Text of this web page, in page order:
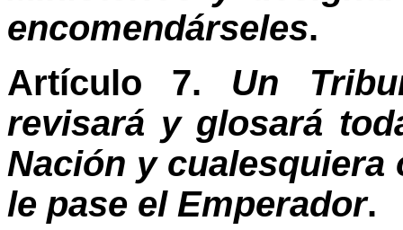
encomendárseles.
Artículo 7. Un
revisará y glosará
Nación y
le pase el Emperador.